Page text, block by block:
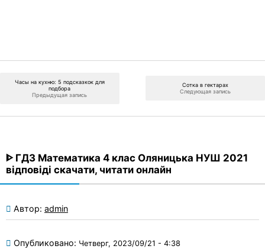
Часы на кухню: 5 подсказкок для
подбора
Предыдущая запись
Сотка в гектарах
Следующая запись
ᐈ ГДЗ Математика 4 клас Оляницька НУШ 2021
відповіді скачати, читати онлайн
Автор: admin
Опубликовано: Четверг, 2023/09/21 - 4:38